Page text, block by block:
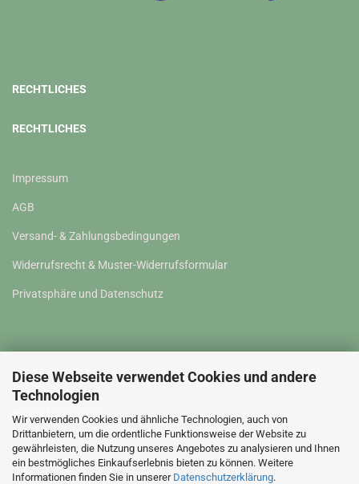
Diese Webseite verwendet Cookies und andere
Technologien
Wir verwenden Cookies und ähnliche Technologien, auch von
Drittanbietern, um die ordentliche Funktionsweise der Website zu
gewährleisten, die Nutzung unseres Angebotes zu analysieren und Ihnen
ein bestmögliches Einkaufserlebnis bieten zu können. Weitere
Informationen finden Sie in unserer Datenschutzerklärung.
RECHTLICHES
RECHTLICHES
Impressum
AGB
Versand- & Zahlungsbedingungen
Widerrufsrecht & Muster-Widerrufsformular
Privatsphäre und Datenschutz
WISSENSWERTES
WISSENSWERTES
Kontakt